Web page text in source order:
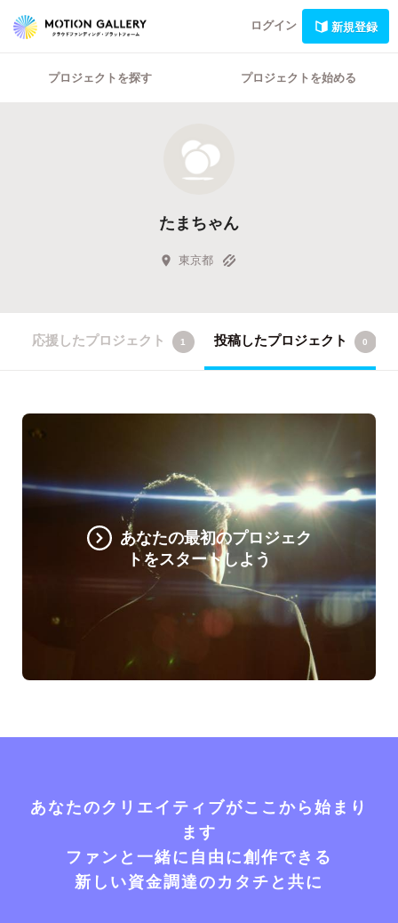
ログイン 新規登録
プロジェクトを探す プロジェクトを始める
たまちゃん
東京都
応援したプロジェクト 1 投稿したプロジェクト 0
あなたの最初のプロジェク
トをスタートしよう
あなたのクリエイティブがここから始まり
ます
ファンと一緒に自由に創作できる
新しい資金調達のカタチと共に